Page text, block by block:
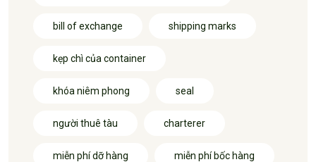
bill of exchange shipping marks
kẹp chì của container
khóa niêm phong seal
người thuê tàu charterer
miễn phí dỡ hàng miễn phí bốc hàng